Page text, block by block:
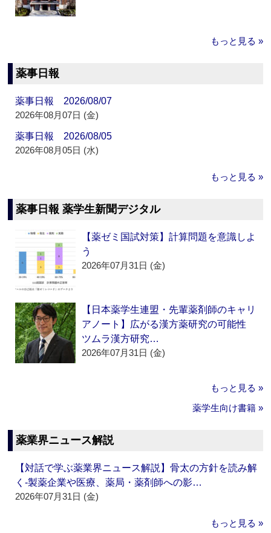
もっと見る »
薬事日報
薬事日報 2026/08/07
2026年08月07日 (金)
薬事日報 2026/08/05
2026年08月05日 (水)
もっと見る »
薬事日報 薬学生新聞デジタル
【薬ゼミ国試対策】計算問題を意識しよ
う
2026年07月31日 (金)
【日本薬学生連盟・先輩薬剤師のキャリ
アノート】広がる漢方薬研究の可能性
ツムラ漢方研究…
2026年07月31日 (金)
もっと見る »
薬学生向け書籍 »
薬業界ニュース解説
【対話で学ぶ薬業界ニュース解説】骨太の方針を読み解
く‐製薬企業や医療、薬局・薬剤師への影…
2026年07月31日 (金)
もっと見る »